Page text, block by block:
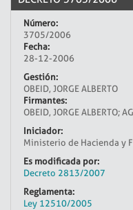
Número:
3705/2006
Fecha:
28-12-2006
Gestión:
OBEID, JORGE ALBERTO
Firmantes:
OBEID, JORGE ALBERTO;
Iniciador:
Ministerio de Hacienda y
Es modificada por:
Decreto 2813/2007
Reglamenta:
Ley 12510/2005